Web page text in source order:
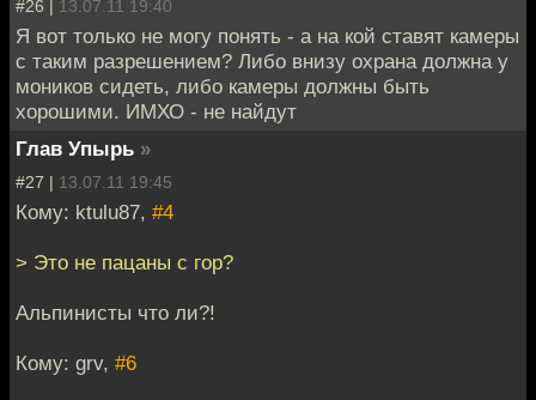
#26 | 13.07.11 19:40
Я вот только не могу понять - а на кой ставят камеры
с таким разрешением? Либо внизу охрана должна у
моников сидеть, либо камеры должны быть
хорошими. ИМХО - не найдут
Глав Упырь »
#27 | 13.07.11 19:45
Кому: ktulu87, #4
> Это не пацаны с гор?
Альпинисты что ли?!
Кому: grv, #6